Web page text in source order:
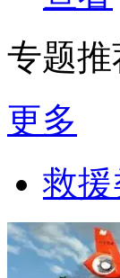
专题推
更多
救